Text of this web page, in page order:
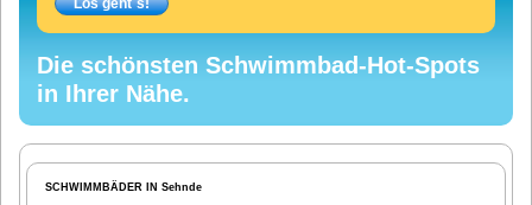
Blog
Bad melden
Die schönsten Schwimmbad-Hot-Spots
in Ihrer Nähe.
SCHWIMMBÄDER IN Sehnde